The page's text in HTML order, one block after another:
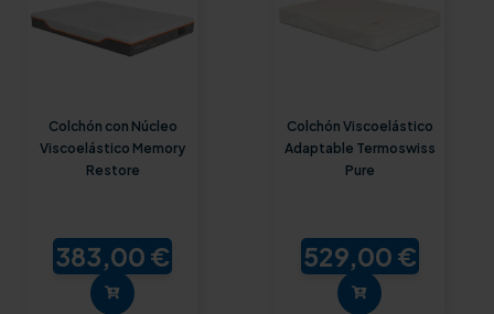
Colchón con Núcleo
Viscoelástico Memory
Restore
383,00 €
Colchón Viscoelástico
Adaptable Termoswiss
Pure
529,00 €